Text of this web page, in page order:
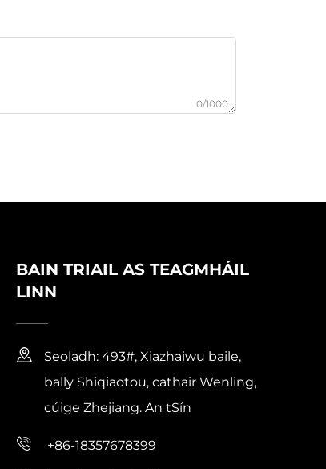
0/1000
BAIN TRIAIL AS TEAGMHÁIL
LINN
Seoladh: 493#, Xiazhaiwu baile,
bally Shiqiaotou, cathair Wenling,
cúige Zhejiang. An tSín
+86-18357678399